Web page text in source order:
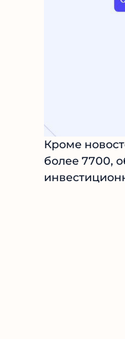
Кроме
более 7700,